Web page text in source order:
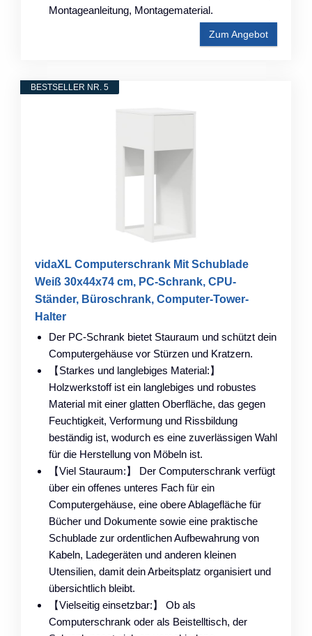
Montageanleitung, Montagematerial.
Zum Angebot
BESTSELLER NR. 5
vidaXL Computerschrank Mit Schublade
Weiß 30x44x74 cm, PC-Schrank, CPU-
Ständer, Büroschrank, Computer-Tower-
Halter
Der PC-Schrank bietet Stauraum und schützt dein
Computergehäuse vor Stürzen und Kratzern.
【Starkes und langlebiges Material:】
Holzwerkstoff ist ein langlebiges und robustes
Material mit einer glatten Oberfläche, das gegen
Feuchtigkeit, Verformung und Rissbildung
beständig ist, wodurch es eine zuverlässigen Wahl
für die Herstellung von Möbeln ist.
【Viel Stauraum:】 Der Computerschrank verfügt
über ein offenes unteres Fach für ein
Computergehäuse, eine obere Ablagefläche für
Bücher und Dokumente sowie eine praktische
Schublade zur ordentlichen Aufbewahrung von
Kabeln, Ladegeräten und anderen kleinen
Utensilien, damit dein Arbeitsplatz organisiert und
übersichtlich bleibt.
【Vielseitig einsetzbar:】 Ob als
Computerschrank oder als Beistelltisch, der